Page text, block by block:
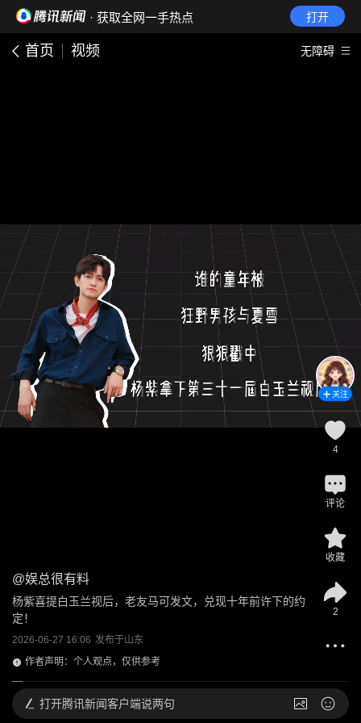
· 获取全网一手热点 打开
首页 视频 无障碍
@娱总很有料
杨紫喜提白玉兰视后，老友马可发文，兑现十年前许下的约
定！
2026-06-27 16:06 发布于山东
作者声明：个人观点，仅供参考
关注
4
评论
收藏
2
打开腾讯新闻客户端说两句